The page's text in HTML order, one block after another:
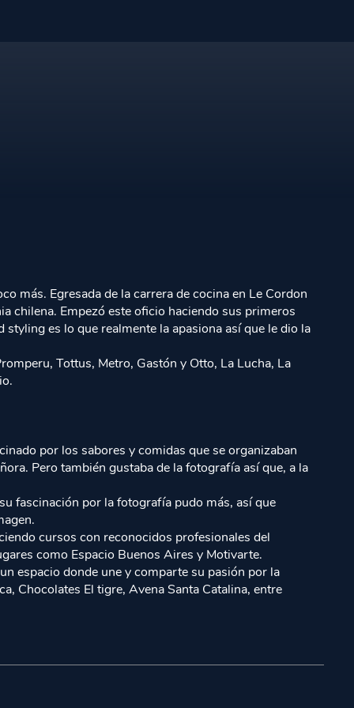
más. Egresada de la carrera de cocina en Le Cordon
chilena. Empezó este oficio haciendo sus primeros
es lo que realmente la apasiona así que le dio la
Tottus, Metro, Gastón y Otto, La Lucha, La
por los sabores y comidas que se organizaban
Pero también gustaba de la fotografía así que, a la
fascinación por la fotografía pudo más, así que
cursos con reconocidos profesionales del
como Espacio Buenos Aires y Motivarte.
espacio donde une y comparte su pasión por la
Chocolates El tigre, Avena Santa Catalina, entre